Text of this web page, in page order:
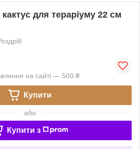
для тераріуму 22 см
на сайті — 500 ₴
Купити
або
Купити з